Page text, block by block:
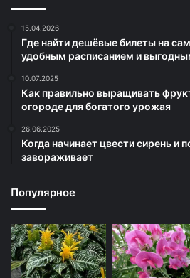
15.04.2026
Где найти дешёвые билеты на
удобным расписанием и
10.07.2025
Как правильно выращивать
огороде для богатого урожая
26.06.2025
Когда начинает цвести сирень и
завораживает
Популярное